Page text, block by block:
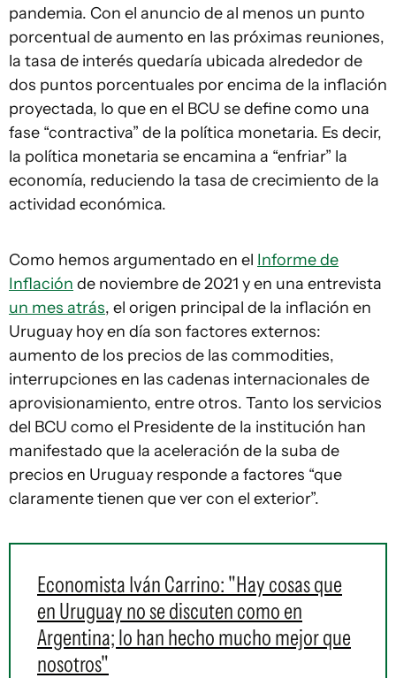
pandemia. Con el anuncio de al menos un punto
porcentual de aumento en las próximas reuniones,
la tasa de interés quedaría ubicada alrededor de
dos puntos porcentuales por encima de la inflación
proyectada, lo que en el BCU se define como una
fase “contractiva” de la política monetaria. Es decir,
la política monetaria se encamina a “enfriar” la
economía, reduciendo la tasa de crecimiento de la
actividad económica.
Como hemos argumentado en el Informe de
Inflación de noviembre de 2021 y en una entrevista
un mes atrás, el origen principal de la inflación en
Uruguay hoy en día son factores externos:
aumento de los precios de las commodities,
interrupciones en las cadenas internacionales de
aprovisionamiento, entre otros. Tanto los servicios
del BCU como el Presidente de la institución han
manifestado que la aceleración de la suba de
precios en Uruguay responde a factores “que
claramente tienen que ver con el exterior”.
Economista Iván Carrino: "Hay cosas que
en Uruguay no se discuten como en
Argentina; lo han hecho mucho mejor que
nosotros"